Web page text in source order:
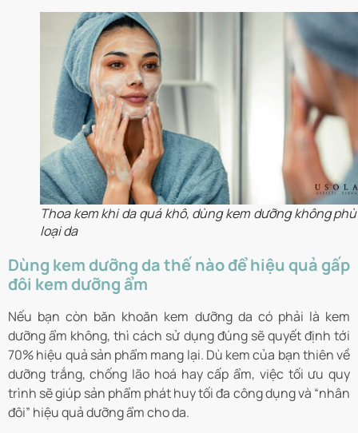
Thoa kem khi da quá khô, dùng kem dưỡng không
loại da
Dùng kem dưỡng da thế nào để hiệu quả gấp
đôi kem dưỡng ẩm
Nếu bạn còn băn khoăn kem dưỡng da có phải là kem
dưỡng ẩm không, thì cách sử dụng đúng sẽ quyết định tới
70% hiệu quả sản phẩm mang lại. Dù kem của bạn thiên về
dưỡng trắng, chống lão hoá hay cấp ẩm, việc tối ưu quy
trình sẽ giúp sản phẩm phát huy tối đa công dụng và “nhân
đôi” hiệu quả dưỡng ẩm cho da.